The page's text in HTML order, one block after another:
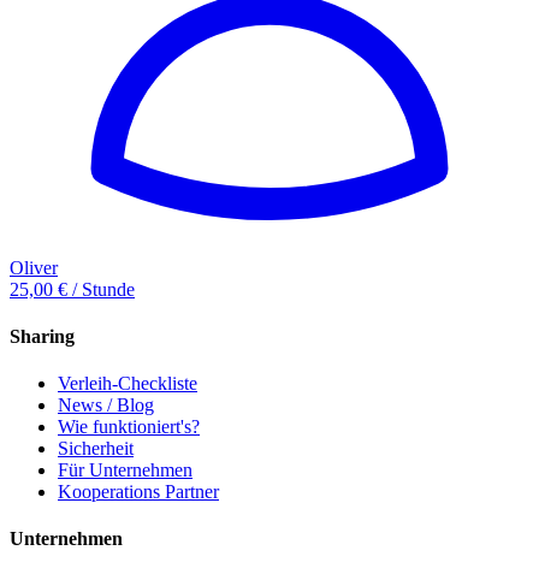
Oliver
25,00 € / Stunde
Sharing
Verleih-Checkliste
News / Blog
Wie funktioniert's?
Sicherheit
Für Unternehmen
Kooperations Partner
Unternehmen